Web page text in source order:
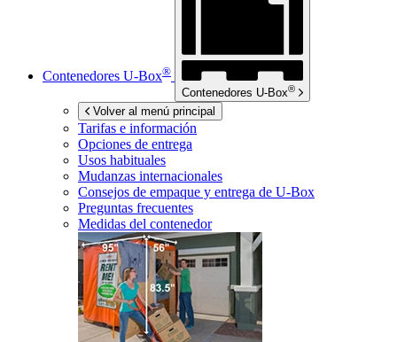
Contenedores U-Box®
Contenedores U-Box®
Volver al menú principal
Tarifas e información
Opciones de entrega
Usos habituales
Mudanzas internacionales
Consejos de empaque y entrega de U-Box
Preguntas frecuentes
Medidas del contenedor